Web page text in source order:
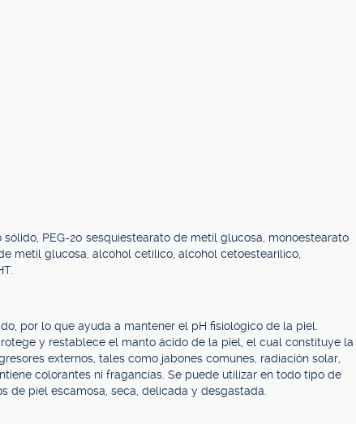
PEG-20 sesquiestearato de metil glucosa, monoestearato
metil glucosa, alcohol cetílico, alcohol cetoestearílico,
por lo que ayuda a mantener el pH fisiológico de la piel.
y restablece el manto ácido de la piel, el cual constituye la
externos, tales como jabones comunes, radiación solar,
colorantes ni fragancias. Se puede utilizar en todo tipo de
de piel escamosa, seca, delicada y desgastada.